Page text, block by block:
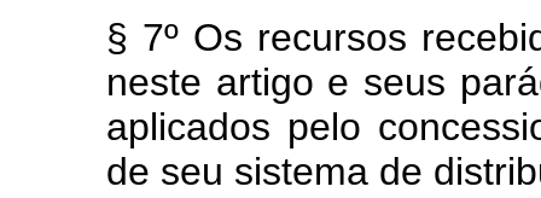
§ 7º Os recursos
neste artigo e seus
aplicados pelo
de seu sistema de